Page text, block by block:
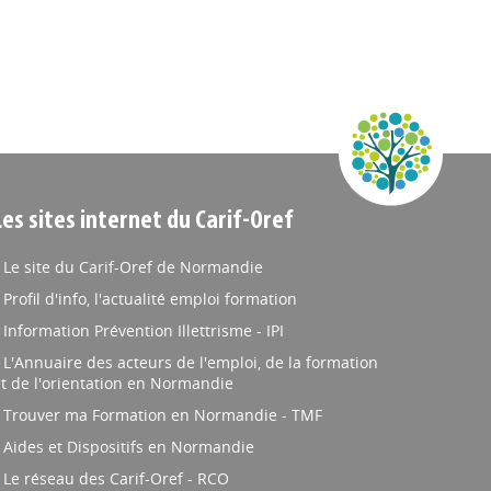
sites internet du Carif-Oref
Le site du Carif-Oref de Normandie
Profil d'info, l'actualité emploi formation
Information Prévention Illettrisme - IPI
L'Annuaire des acteurs de l'emploi, de la formation
de l'orientation en Normandie
Trouver ma Formation en Normandie - TMF
Aides et Dispositifs en Normandie
Le réseau des Carif-Oref - RCO